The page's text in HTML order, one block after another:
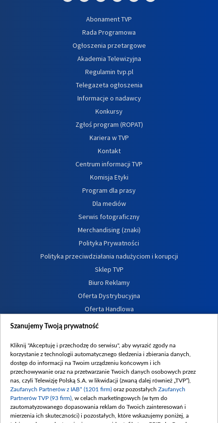
Abonament TVP
Rada Programowa
Ogłoszenia przetargowe
Akademia Telewizyjna
Regulamin tvp.pl
Telegazeta ogłoszenia
Informacje o nadawcy
Konkursy
Zgłoś program (ROPAT)
Kariera w TVP
Kontakt
Centrum informacji TVP
Komisja Etyki
Program dla prasy
Dla mediów
Serwis fotograficzny
Merchandising (znaki)
Polityka Prywatności
Polityka przeciwdziałania nadużyciom i korupcji
Sklep TVP
Biuro Reklamy
Oferta Dystrybucyjna
Oferta Handlowa
Dostępność
Procedura zgłoszeń wewnętrznych
Szanujemy Twoją prywatność
Kliknij "Akceptuję i przechodzę do serwisu", aby wyrazić zgody na
korzystanie z technologii automatycznego śledzenia i zbierania danych,
dostęp do informacji na Twoim urządzeniu końcowym i ich
przechowywanie oraz na przetwarzanie Twoich danych osobowych przez
nas, czyli Telewizję Polską S.A. w likwidacji (zwaną dalej również „TVP”),
Zaufanych Partnerów z IAB* (1201 firm) oraz pozostałych Zaufanych
Partnerów TVP (93 firm) , w celach marketingowych (w tym do
zautomatyzowanego dopasowania reklam do Twoich zainteresowań i
mierzenia ich skuteczności) i pozostałych, które wskazujemy poniżej, a